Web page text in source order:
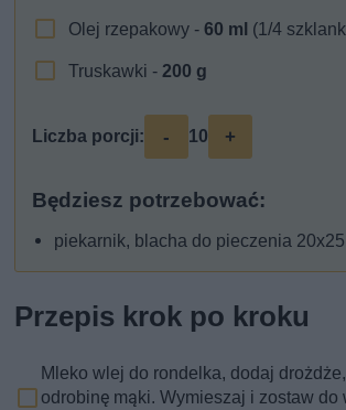
Olej rzepakowy -60 ml (1/4
Truskawki -200 g
Liczba porcji: - 10 +
Będziesz potrzebować:
piekarnik, blacha do pieczenia
Przepis krok po kroku
Mleko wlej do rondelka, dodaj
odrobinę mąki. Wymieszaj i zostaw do